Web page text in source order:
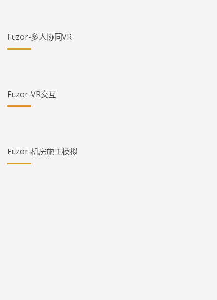
Fuzor-多人协同VR
Fuzor-VR交互
Fuzor-机房施工模拟